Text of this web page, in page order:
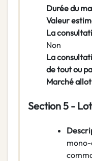
Durée du
Valeur
La
Non
La
de tout ou
Marché
Section 5 -